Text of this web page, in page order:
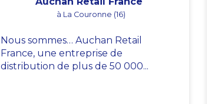
à La Couronne (16)
Nous sommes… Auchan Retail
France, une entreprise de
distribution de plus de 50 000...